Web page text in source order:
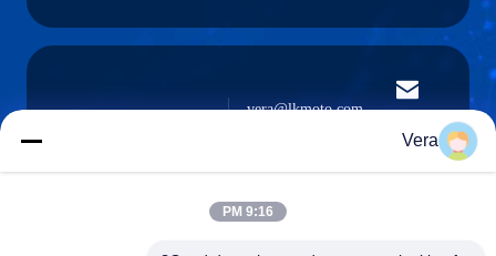
الإلكتروني
vera@lkmoto.com
Vera
9:16 PM